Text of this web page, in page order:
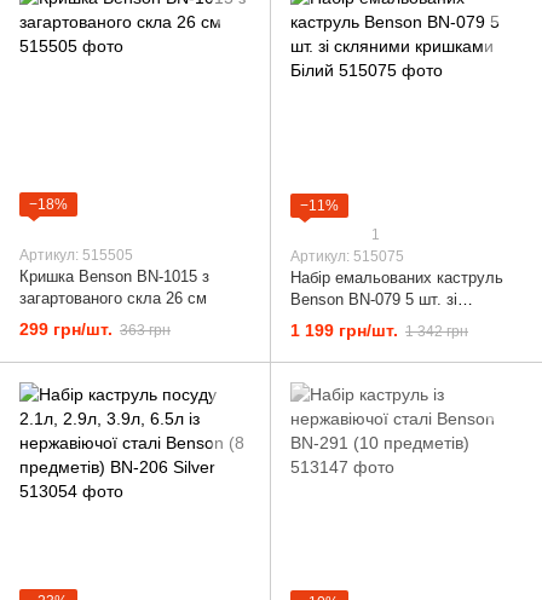
−18%
Артикул: 515505
Кришка Benson BN-1015 з
загартованого скла 26 см
299 грн/шт. 363 грн
−11%
1
Артикул: 515075
Набір емальованих каструль
Benson BN-079 5 шт. зі
скляними кришками Білий
1 199 грн/шт. 1 342 грн